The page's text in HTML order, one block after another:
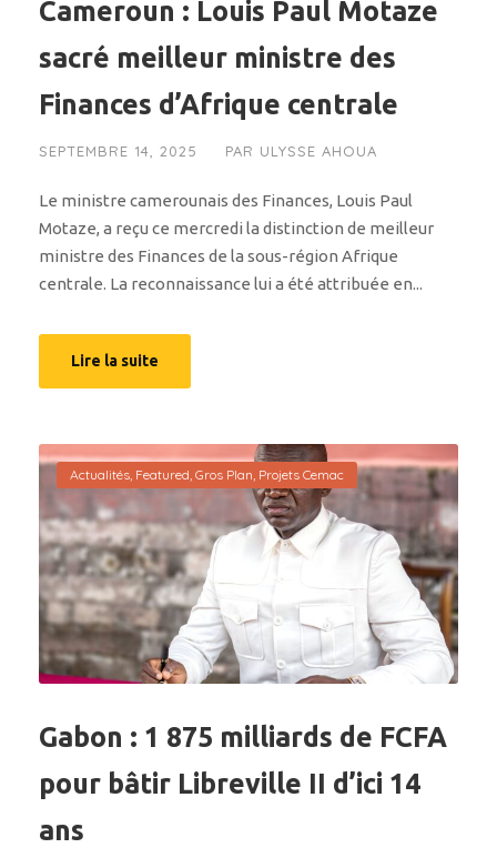
Cameroun : Louis Paul Motaze
sacré meilleur ministre des
Finances d’Afrique centrale
SEPTEMBRE 14, 2025 PAR ULYSSE AHOUA
Le ministre camerounais des Finances, Louis Paul
Motaze, a reçu ce mercredi la distinction de meilleur
ministre des Finances de la sous-région Afrique
centrale. La reconnaissance lui a été attribuée en...
Lire la suite
Actualités, Featured, Gros Plan, Projets Cemac
Gabon : 1 875 milliards de FCFA
pour bâtir Libreville II d’ici 14
ans